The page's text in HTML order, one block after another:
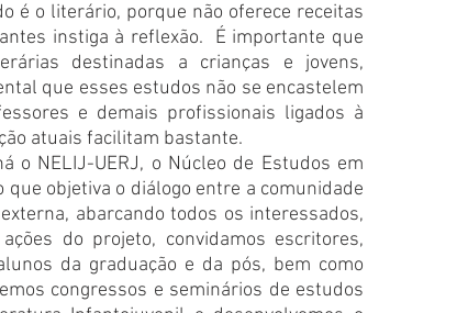
é o literário, porque não oferece receitas
instiga à reflexão.  É importante que
destinadas a crianças e jovens,
que esses estudos não se encastelem
e demais profissionais ligados à
atuais facilitam bastante.
o NELIJ-UERJ, o Núcleo de Estudos em
objetiva o diálogo entre a comunidade
abarcando todos os interessados,
do projeto, convidamos escritores,
da graduação e da pós, bem como
congressos e seminários de estudos